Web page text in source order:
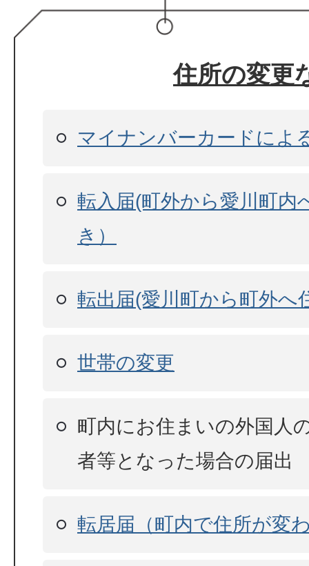
住所の変更
マイナンバーカードによ
転入届(町外から愛川町内
き）
転出届(愛川町から町外へ
世帯の変更
町内にお住まいの外国人
者等となった場合の届出
転居届（町内で住所が変